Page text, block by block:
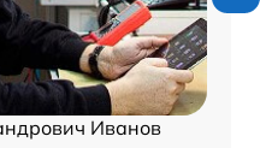
Иванов